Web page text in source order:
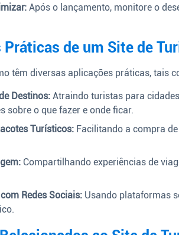
Após o lançamento, monitore o
Práticas de um Site de
têm diversas aplicações práticas, tais
Destinos: Atraindo turistas para
sobre o que fazer e onde ficar.
Turísticos: Facilitando a compra
Compartilhando experiências de
Redes Sociais: Usando plataformas